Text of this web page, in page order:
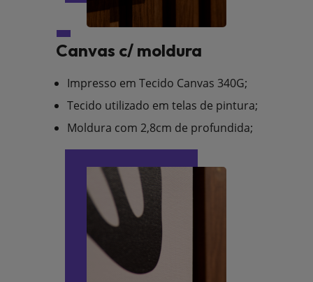
Canvas c/ moldura
Impresso em Tecido Canvas 340G;
Tecido utilizado em telas de pintura;
Moldura com 2,8cm de profundida;